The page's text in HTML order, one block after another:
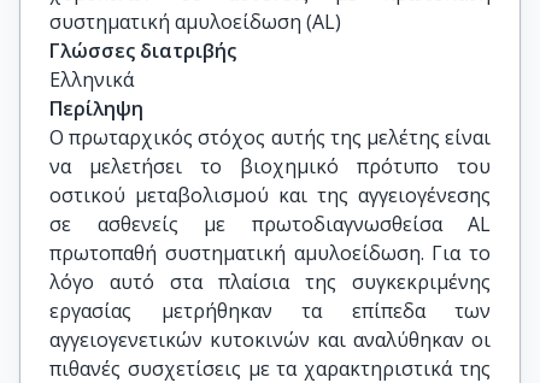
συστηματική αμυλοείδωση (AL)
Γλώσσες διατριβής
Ελληνικά
Περίληψη
Ο πρωταρχικός στόχος αυτής της μελέτης είναι
να μελετήσει το βιοχημικό πρότυπο του
οστικού μεταβολισμού και της αγγειογένεσης
σε ασθενείς με πρωτοδιαγνωσθείσα AL
πρωτοπαθή συστηματική αμυλοείδωση. Για το
λόγο αυτό στα πλαίσια της συγκεκριμένης
εργασίας μετρήθηκαν τα επίπεδα των
αγγειογενετικών κυτοκινών και αναλύθηκαν οι
πιθανές συσχετίσεις με τα χαρακτηριστικά της